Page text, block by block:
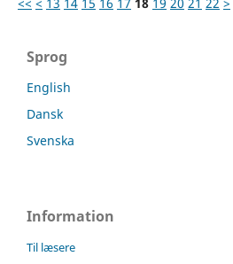
Sprog
English
Dansk
Svenska
Information
Til læsere